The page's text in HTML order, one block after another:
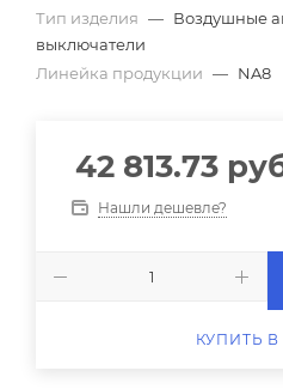
Тип изделия — Воздушные
выключатели
Линейка продукции — NA8
42 813.73
Нашли дешевле?
КУПИТЬ В